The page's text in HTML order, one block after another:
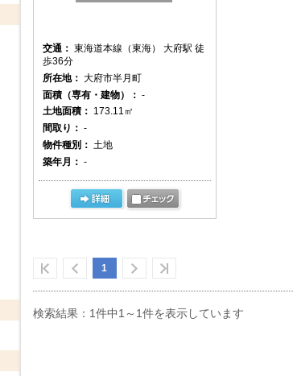
交通： 東海道本線（東海） 大府駅 徒
歩36分
所在地： 大府市半月町
面積（専有・建物）： -
土地面積： 173.11㎡
間取り： -
物件種別： 土地
築年月： -
1
検索結果：1件中1～1件を表示しています